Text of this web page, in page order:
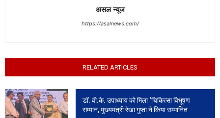
असल न्यूज
https://asalnews.com/
RELATED ARTICLES
डॉ. वी.के. उपाध्याय को मिला ‘चिकित्सा विभूषण
सम्मान, मुख्यमंत्री रेखा गुप्ता ने किया सम्मानित